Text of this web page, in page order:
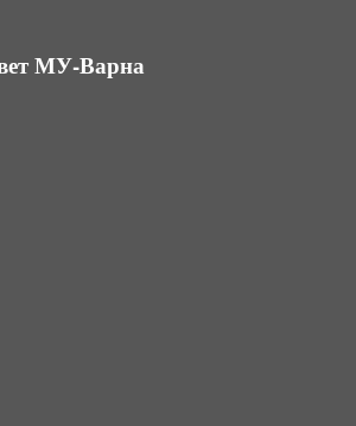
МУ-Варна